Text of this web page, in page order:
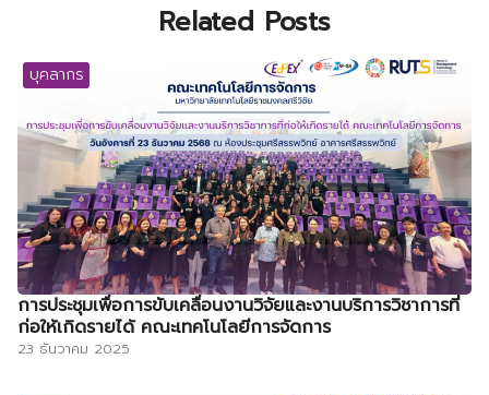
Related Posts
บุคลากร
การประชุมเพื่อการขับเคลื่อนงานวิจัยและงานบริการวิชาการที่
ก่อให้เกิดรายได้ คณะเทคโนโลยีการจัดการ
23 ธันวาคม 2025